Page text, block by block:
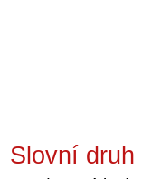
Slovní druh